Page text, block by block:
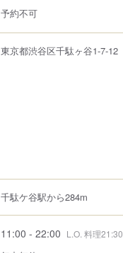
予約不可
東京都渋谷区千駄ヶ谷1-7-12
千駄ケ谷駅から284m
11:00 - 22:00 L.O. 料理21:30